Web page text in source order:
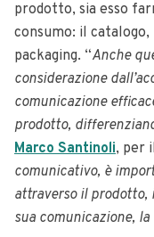
prodotto, sia esso
consumo: il
packaging. “Anche
considerazione
comunicazione
prodotto,
Marco Santinoli, per
comunicativo, è
attraverso il prodotto,
sua comunicazione,